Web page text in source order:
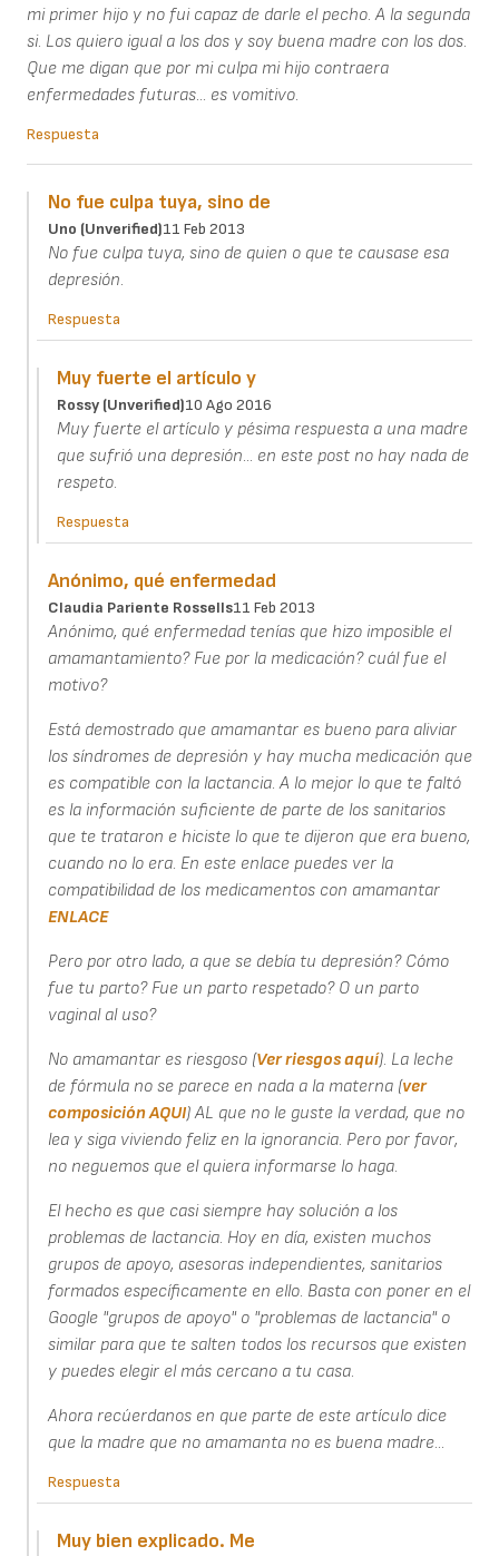
mi primer hijo y no fui capaz de darle el pecho. A la segunda
si. Los quiero igual a los dos y soy buena madre con los dos.
Que me digan que por mi culpa mi hijo contraera
enfermedades futuras... es vomitivo.
Respuesta
No fue culpa tuya, sino de
Uno (unverified)11 Feb 2013
No fue culpa tuya, sino de quien o que te causase esa
depresión.
Respuesta
Muy fuerte el artículo y
Rossy (unverified)10 Ago 2016
Muy fuerte el artículo y pésima respuesta a una madre
que sufrió una depresión... en este post no hay nada de
respeto.
Respuesta
Anónimo, qué enfermedad
Claudia Pariente Rossells11 Feb 2013
Anónimo, qué enfermedad tenías que hizo imposible el
amamantamiento? Fue por la medicación? cuál fue el
motivo?
Está demostrado que amamantar es bueno para aliviar
los síndromes de depresión y hay mucha medicación que
es compatible con la lactancia. A lo mejor lo que te faltó
es la información suficiente de parte de los sanitarios
que te trataron e hiciste lo que te dijeron que era bueno,
cuando no lo era. En este enlace puedes ver la
compatibilidad de los medicamentos con amamantar
ENLACE
Pero por otro lado, a que se debía tu depresión? Cómo
fue tu parto? Fue un parto respetado? O un parto
vaginal al uso?
No amamantar es riesgoso (Ver riesgos aquí). La leche
de fórmula no se parece en nada a la materna (ver
composición AQUI) AL que no le guste la verdad, que no
lea y siga viviendo feliz en la ignorancia. Pero por favor,
no neguemos que el quiera informarse lo haga.
El hecho es que casi siempre hay solución a los
problemas de lactancia. Hoy en día, existen muchos
grupos de apoyo, asesoras independientes, sanitarios
formados específicamente en ello. Basta con poner en el
Google "grupos de apoyo" o "problemas de lactancia" o
similar para que te salten todos los recursos que existen
y puedes elegir el más cercano a tu casa.
Ahora recúerdanos en que parte de este artículo dice
que la madre que no amamanta no es buena madre...
Respuesta
Muy bien explicado. Me